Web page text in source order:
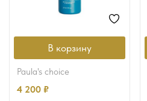
В корзину
paula's choice
4 200 ₽